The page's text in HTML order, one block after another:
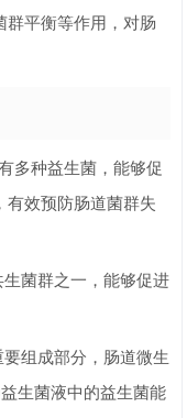
群平衡等作用，对肠
多种益生菌，能够促
有效预防肠道菌群失
菌群之一，能够促进
组成部分，肠道微生
生菌液中的益生菌能